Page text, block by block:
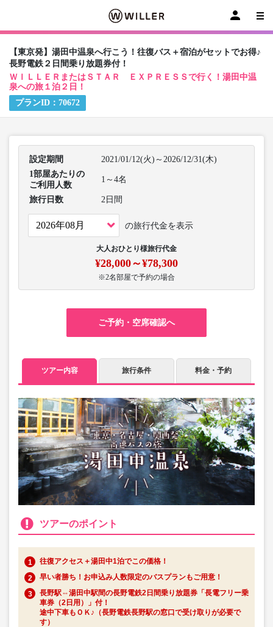
【東京発】湯田中温泉へ行こう！往復バス＋宿泊がセットでお得♪
長野電鉄２日間乗り放題券付！
ＷＩＬＬＥＲまたはＳＴＡＲ ＥＸＰＲＥＳＳで行く！湯田中温
泉への旅１泊２日！
プランID： 70672
設定期間
2021/01/12(火)～2026/12/31(木)
1部屋あたりの
ご利用人数
1～4名
旅行日数 2日間
の旅行代金を表示
大人おひとり様旅行代金
¥28,000～¥78,300
※2名部屋で予約の場合
ご予約・空席確認へ
ツアー内容 旅行条件 料金・予約
ツアーのポイント
往復アクセス＋湯田中1泊でこの価格！
早い者勝ち！お申込み人数限定のバスプランもご用意！
長野駅⇔湯田中駅間の長野電鉄2日間乗り放題券「長電フリー乗
車券（2日用）」付！
途中下車もＯＫ♪（長野電鉄長野駅の窓口で受け取りが必要で
す）